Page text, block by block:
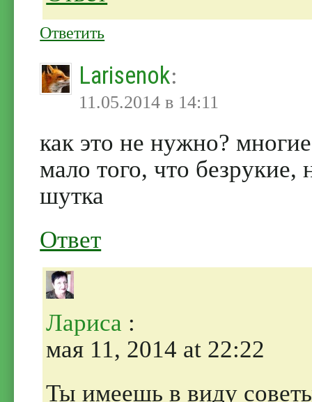
Ответить
Larisenok:
11.05.2014 в 14:11
как это не нужно?
мало того, что безрукие,
шутка
Ответ
Лариса :
мая 11, 2014 at 22:22
Ты имеешь в виду